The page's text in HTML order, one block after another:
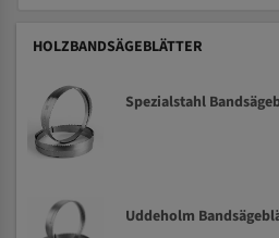
HOLZBANDSÄGEBLÄTTER
Spezialstahl
Uddeholm